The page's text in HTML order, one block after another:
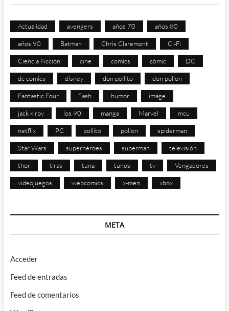
Actualidad avengers años 70 años 80
años 90 Batman Chris Claremont Ci-Fi
Ciencia Ficción cine comics cómic DC
dc comics disney don pollito don pollon
Fantastic Four flash humor image
jack kirby los 90 manga Marvel mcu
netflix PC pollito pollon spiderman
Star Wars superhéroes superman televisión
thor tiras tuna tunos tv Vengadores
videojuegos webcomics x-men xbox
META
Acceder
Feed de entradas
Feed de comentarios